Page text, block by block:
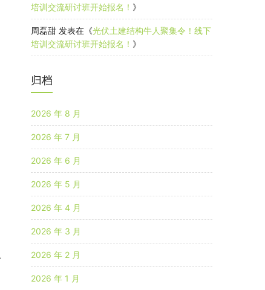
培训交流研讨班开始报名！ 》
周磊甜 发表在《光伏土建结构牛人聚集令！线下
培训交流研讨班开始报名！ 》
归档
2026 年 8 月
2026 年 7 月
2026 年 6 月
2026 年 5 月
2026 年 4 月
2026 年 3 月
2026 年 2 月
2026 年 1 月